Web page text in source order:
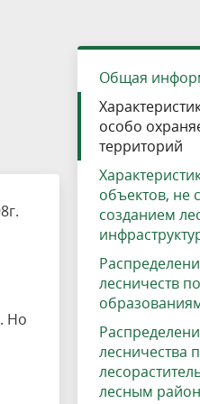
Озеро Плещеево
Вакансии
Экологические
маршруты
Прокат велосипедов
Адрес, телефон,
Результаты оценки
Интерактивная карта
Кадастр объектов
отнесенных к
Но
Общая
особо
территорий
объектов, не
созданием
лесничеств
лесничества
лесным